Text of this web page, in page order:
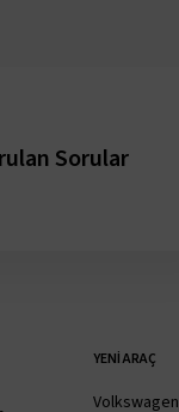
Sorular
YENI ARAÇ
Volkswagen